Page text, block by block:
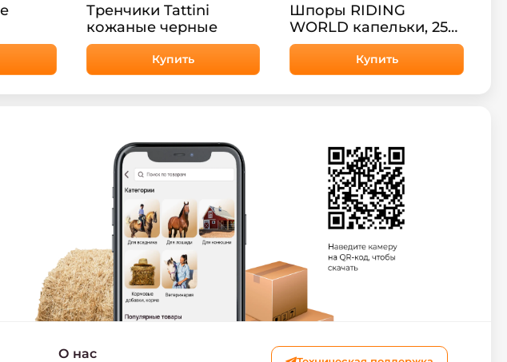
Тренчики Tattini
кожаные черные
Купить
Шпоры RIDING
WORLD капельки, 25
мм, мужские
Купить
О нас